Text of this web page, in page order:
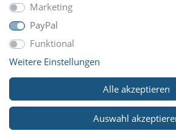
ZAHLUNGARTEN
WIR VERSCHICKEN MIT
Marketing
PayPal
Funktional
Weitere Einstellungen
Alle akzeptieren
Auswahl